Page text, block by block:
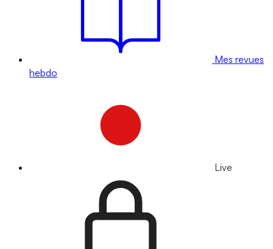
Mes revues
hebdo
Live